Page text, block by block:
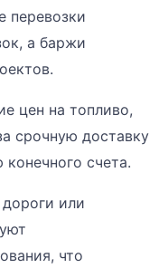
перевозки
а баржи
цен на топливо,
срочную доставку
счета.
или
что